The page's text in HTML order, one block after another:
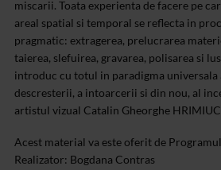
miscarii. Toata experienta de facere pe
areal spatial si temporal se reflecta in
pragmatic: extragerea, prelucrarea
taierea, slefuirea, gravarea, polisarea si
introduc cu totul in paradigma universala
descresterii, a intoarcerii si din nou, al
artistul vizual Catalin Gheorghe
Acest material va este oferit de
Realizator: Bogdana Contras